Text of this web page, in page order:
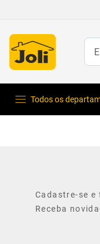
Todos os
Cadastre-se
Receba